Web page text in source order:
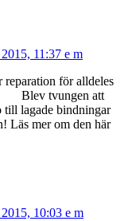
11:37 e m
för alldeles
Blev tvungen att
till lagade bindningar
Läs mer om den här
10:03 e m